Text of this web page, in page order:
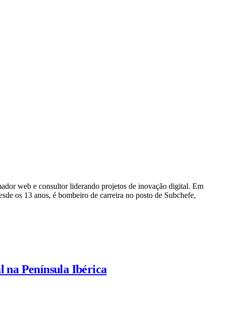
web e consultor liderando projetos de inovação digital. Em
os 13 anos, é bombeiro de carreira no posto de Subchefe,
na Península Ibérica